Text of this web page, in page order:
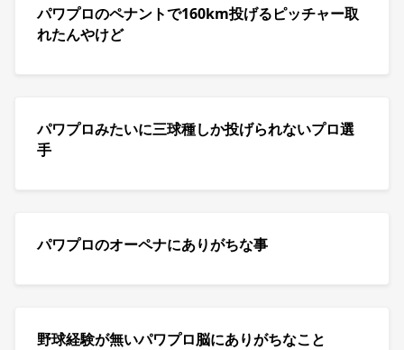
パワプロのペナントで160km投げるピッチャー取
れたんやけど
パワプロみたいに三球種しか投げられないプロ選
手
パワプロのオーペナにありがちな事
野球経験が無いパワプロ脳にありがちなこと